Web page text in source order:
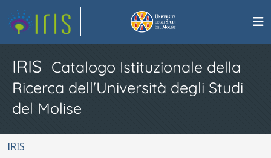
IRIS Catalogo Istituzionale della
Ricerca dell'Università degli Studi
del Molise
IRIS